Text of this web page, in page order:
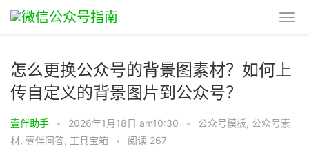
怎么更换公众号的背景图素材？如何上
传自定义的背景图片到公众号？
壹伴助手 • 2026年1月18日 am10:30 • 公众号模板, 公众号素
材, 壹伴问答, 工具宝箱 • 阅读 267